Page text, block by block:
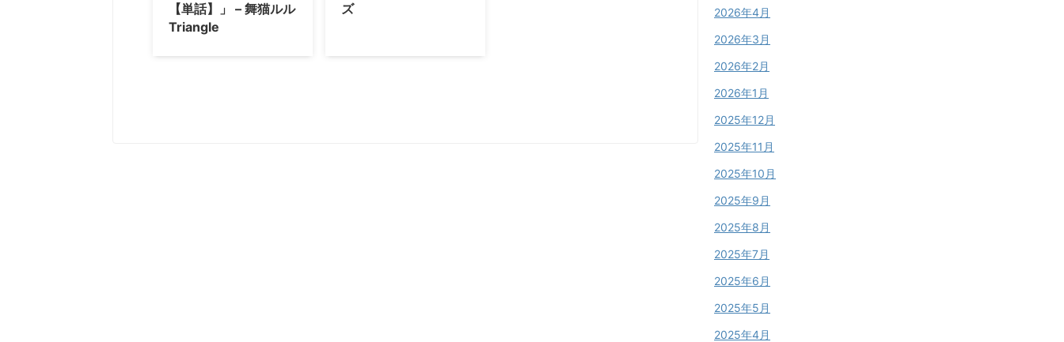
【単話】」 – 舞猫ルル
Triangle
ズ
2026年4月
2026年3月
2026年2月
2026年1月
2025年12月
2025年11月
2025年10月
2025年9月
2025年8月
2025年7月
2025年6月
2025年5月
2025年4月